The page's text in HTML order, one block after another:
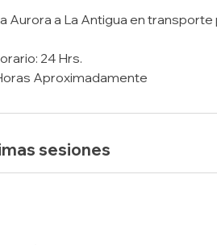
Aurora a La Antigua en transporte
24 Hrs.
Aproximadamente
sesiones